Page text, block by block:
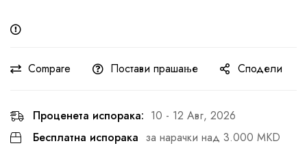
Compare Постави прашање Сподели
Проценета испорака: 10 - 12 Авг, 2026
Бесплатна испорака за нарачки над 3.000 MKD